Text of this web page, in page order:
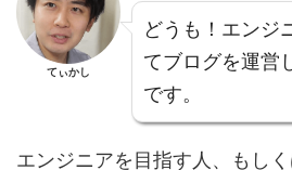
てぃかし
どうも！エンジ
てブログを運営
です。
エンジニアを目指す人、もし